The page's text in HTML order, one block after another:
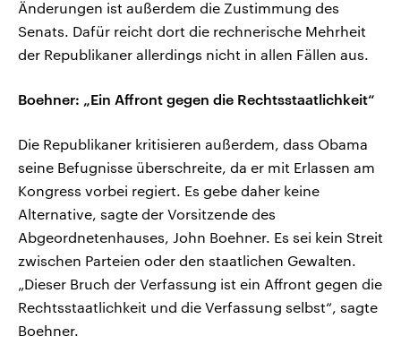
Änderungen ist außerdem die Zustimmung des
Senats. Dafür reicht dort die rechnerische Mehrheit
der Republikaner allerdings nicht in allen Fällen aus.
Boehner: „Ein Affront gegen die Rechtsstaatlichkeit“
Die Republikaner kritisieren außerdem, dass Obama
seine Befugnisse überschreite, da er mit Erlassen am
Kongress vorbei regiert. Es gebe daher keine
Alternative, sagte der Vorsitzende des
Abgeordnetenhauses, John Boehner. Es sei kein Streit
zwischen Parteien oder den staatlichen Gewalten.
„Dieser Bruch der Verfassung ist ein Affront gegen die
Rechtsstaatlichkeit und die Verfassung selbst“, sagte
Boehner.